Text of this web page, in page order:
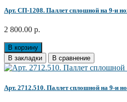
Арт. СП-1208. Паллет сплошной на 9-и
2 800.00 р.
В корзину
В закладки
В сравнение
Арт. 2712.510. Паллет сплошной на 9-и